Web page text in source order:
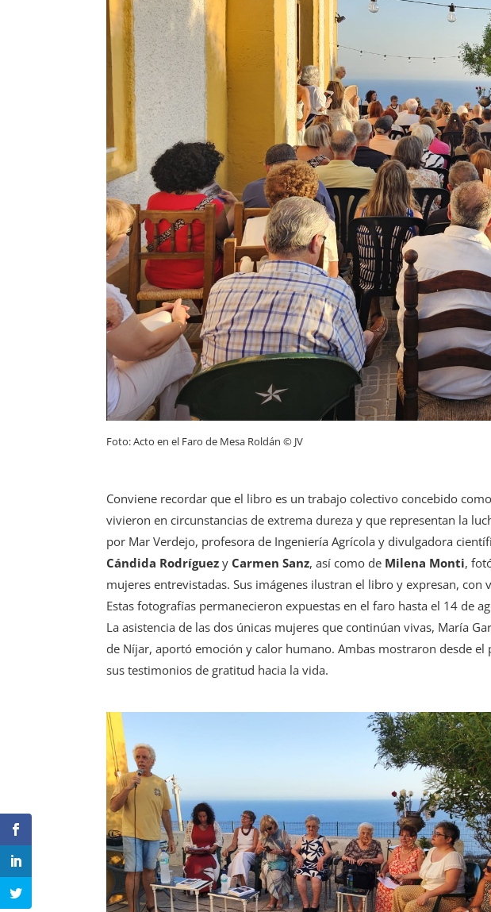
Foto: Acto en el Faro de Mesa Roldán © JV
Conviene recordar que el libro es un trabajo colectivo concebido
vivieron en circunstancias de extrema dureza y que representan la
por Mar Verdejo, profesora de Ingeniería Agrícola y divulgadora
Cándida Rodríguez y Carmen Sanz, así como de Milena Monti,
mujeres entrevistadas. Sus imágenes ilustran el libro y expresan, con
Estas fotografías permanecieron expuestas en el faro hasta el 14 de
La asistencia de las dos únicas mujeres que continúan vivas, María
de Níjar, aportó emoción y calor humano. Ambas mostraron desde
sus testimonios de gratitud hacia la vida.